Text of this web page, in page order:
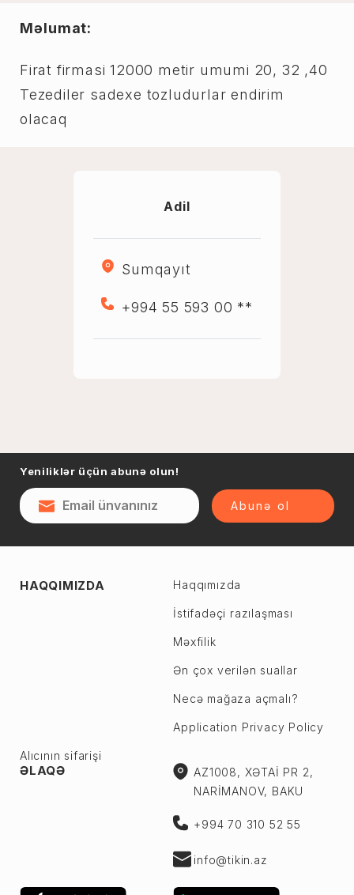
Məlumat:
Firat firmasi 12000 metir umumi 20, 32 ,40
Tezediler sadexe tozludurlar endirim
olacaq
Adil
Sumqayıt
+994 55 593 00 **
Yeniliklər üçün abunə olun!
Abunə ol
HAQQIMIZDA Haqqımızda
İstifadəçi razılaşması
Məxfilik
Ən çox verilən suallar
Necə mağaza açmalı?
Application Privacy Policy
Alıcının sifarişi
ƏLAQƏ
AZ1008, XƏTAİ PR 2,
NARİMANOV, BAKU
+994 70 310 52 55
info@tikin.az